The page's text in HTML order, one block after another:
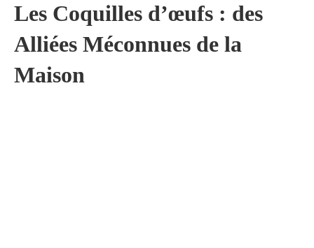
Les Coquilles d’œufs : des
Alliées Méconnues de la
Maison